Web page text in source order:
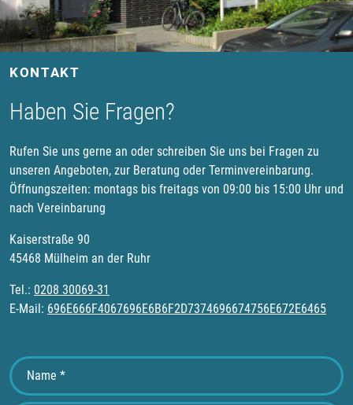
KONTAKT
Haben Sie Fragen?
Rufen Sie uns gerne an oder schreiben Sie uns bei Fragen zu
unseren Angeboten, zur Beratung oder Terminvereinbarung.
Öffnungszeiten: montags bis freitags von 09:00 bis 15:00 Uhr und
nach Vereinbarung
Kaiserstraße 90
45468 Mülheim an der Ruhr
Tel.: 0208 30069-31
E-Mail: 696E666F4067696E6B6F2D7374696674756E672E6465